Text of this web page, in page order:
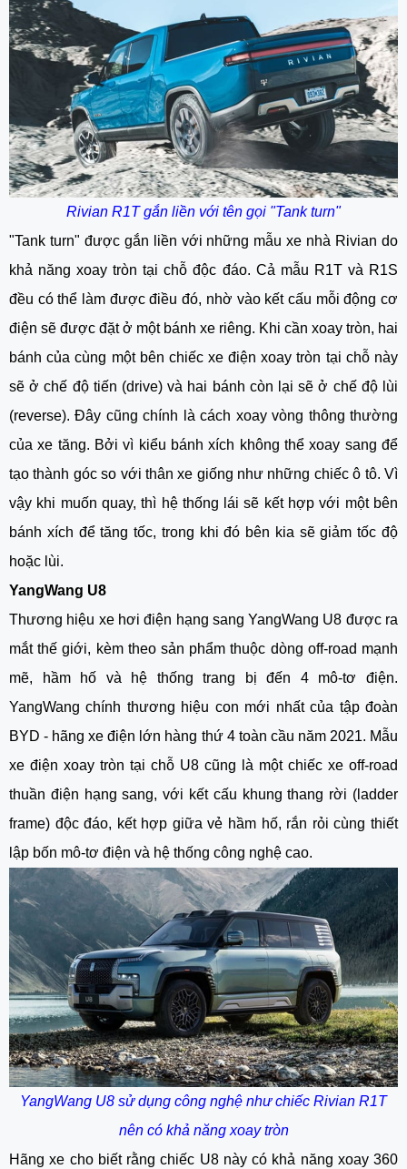
Rivian R1T gắn liền với tên gọi "Tank turn"
"Tank turn" được gắn liền với những mẫu xe nhà Rivian do
khả năng xoay tròn tại chỗ độc đáo. Cả mẫu R1T và R1S
đều có thể làm được điều đó, nhờ vào kết cấu mỗi động cơ
điện sẽ được đặt ở một bánh xe riêng. Khi cần xoay tròn, hai
bánh của cùng một bên chiếc xe điện xoay tròn tại chỗnày
sẽ ở chế độ tiến (drive) và hai bánh còn lại sẽ ở chế độ lùi
(reverse). Đây cũng chính là cách xoay vòng thông thường
của xe tăng. Bởi vì kiểu bánh xích không thể xoay sang để
tạo thành góc so với thân xe giống như những chiếc ô tô. Vì
vậy khi muốn quay, thì hệ thống lái sẽ kết hợp với một bên
bánh xích để tăng tốc, trong khi đó bên kia sẽ giảm tốc độ
hoặc lùi.
YangWang U8
Thương hiệu xe hơi điện hạng sang YangWang U8 được ra
mắt thế giới, kèm theo sản phẩm thuộc dòng off-road mạnh
mẽ, hầm hố và hệ thống trang bị đến 4 mô-tơ điện.
YangWang chính thương hiệu con mới nhất của tập đoàn
BYD - hãng xe điện lớn hàng thứ 4 toàn cầu năm 2021. Mẫu
xe điện xoay tròn tại chỗ U8 cũng là một chiếc xe off-road
thuần điện hạng sang, với kết cấu khung thang rời (ladder
frame) độc đáo, kết hợp giữa vẻ hầm hố, rắn rỏi cùng thiết
lập bốn mô-tơ điện và hệ thống công nghệ cao.
YangWang U8 sử dụng công nghệ như chiếc Rivian R1T
nên có khả năng xoay tròn
Hãng xe cho biết rằng chiếc U8 này có khả năng xoay 360